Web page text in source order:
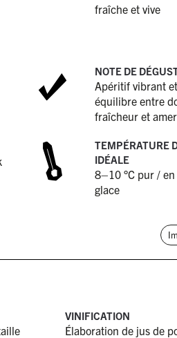
fraîche et vive
NOTE DE
Apéritif vibrant
équilibre entre
fraîcheur et
TEMPÉRATURE
IDÉALE
8–10 °C pur /
glace
VINIFICATION
Élaboration de jus de